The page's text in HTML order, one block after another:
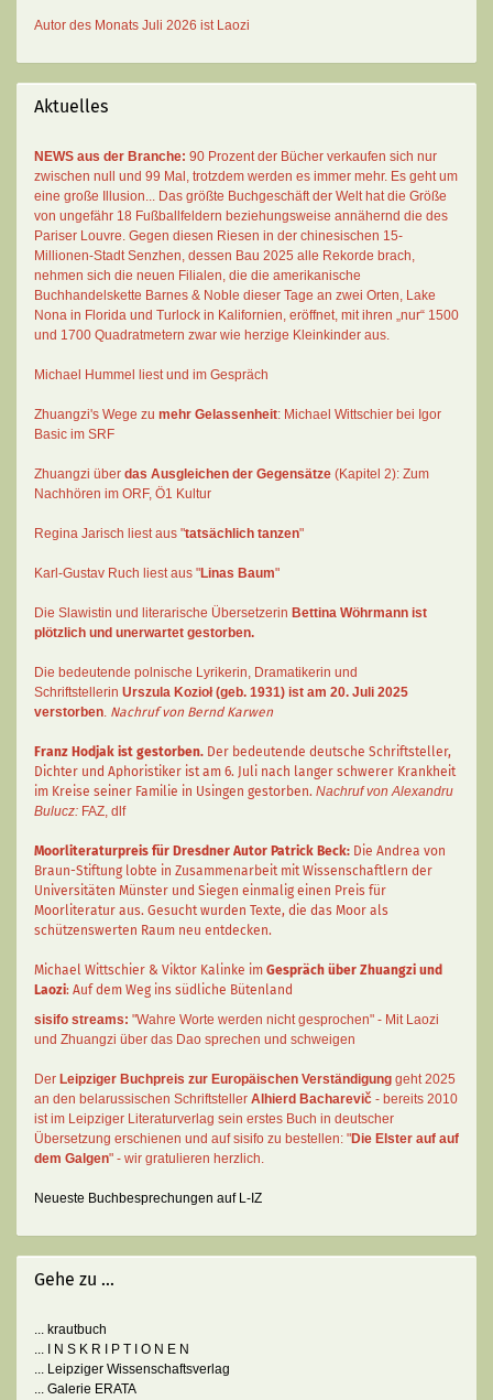
Autor des Monats Juli 2026 ist Laozi
Aktuelles
NEWS aus der Branche: 90 Prozent der Bücher verkaufen sich nur
zwischen null und 99 Mal , trotzdem werden es immer mehr. Es geht um
eine große Illusion... Das größte Buchgeschäft der Welt hat die Größe
von ungefähr 18 Fußballfeldern beziehungsweise annähernd die des
Pariser Louvre. Gegen diesen Riesen in der chinesischen 15-
Millionen-Stadt Senzhen, dessen Bau 2025 alle Rekorde brach,
nehmen sich die neuen Filialen, die die amerikanische
Buchhandelskette Barnes & Noble dieser Tage an zwei Orten, Lake
Nona in Florida und Turlock in Kalifornien, eröffnet, mit ihren „nur“ 1500
und 1700 Quadratmetern zwar wie herzige Kleinkinder aus.
Michael Hummel liest und im Gespräch
Zhuangzi's Wege zu mehr Gelassenheit: Michael Wittschier bei Igor
Basic im SRF
Zhuangzi über das Ausgleichen der Gegensätze (Kapitel 2): Zum
Nachhören im ORF, Ö1 Kultur
Regina Jarisch liest aus "tatsächlich tanzen"
Karl-Gustav Ruch liest aus "Linas Baum"
Die Slawistin und literarische Übersetzerin Bettina Wöhrmann ist
plötzlich und unerwartet gestorben.
Die bedeutende polnische Lyrikerin, Dramatikerin und
Schriftstellerin Urszula Kozioł (geb. 1931) ist am 20. Juli 2025
verstorben. Nachruf von Bernd Karwen
Franz Hodjak ist gestorben. Der bedeutende deutsche Schriftsteller,
Dichter und Aphoristiker ist am 6. Juli nach langer schwerer Krankheit
im Kreise seiner Familie in Usingen gestorben. Nachruf von Alexandru
Bulucz: FAZ, dlf
Moorliteraturpreis für Dresdner Autor Patrick Beck: Die Andrea von
Braun-Stiftung lobte in Zusammenarbeit mit Wissenschaftlern der
Universitäten Münster und Siegen einmalig einen Preis für
Moorliteratur aus. Gesucht wurden Texte, die das Moor als
schützenswerten Raum neu entdecken.
Michael Wittschier & Viktor Kalinke im Gespräch über Zhuangzi und
Laozi: Auf dem Weg ins südliche Bütenland
sisifo streams: "Wahre Worte werden nicht gesprochen" - Mit Laozi
und Zhuangzi über das Dao sprechen und schweigen
Der Leipziger Buchpreis zur Europäischen Verständigung geht 2025
an den belarussischen Schriftsteller Alhierd Bacharevič - bereits 2010
ist im Leipziger Literaturverlag sein erstes Buch in deutscher
Übersetzung erschienen und auf sisifo zu bestellen: "Die Elster auf auf
dem Galgen" - wir gratulieren herzlich.
Neueste Buchbesprechungen auf L-IZ
Gehe zu ...
... krautbuch
... I N S K R I P T I O N E N
... Leipziger Wissenschaftsverlag
... Galerie ERATA